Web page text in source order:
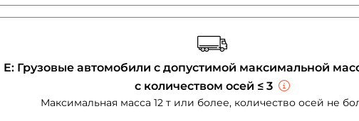
E: Грузовые автомобили с допустимой максимальной
с количеством осей ≤ 3
Максимальная масса 12 т или более, количество осей не